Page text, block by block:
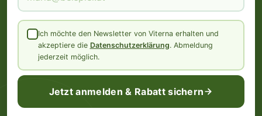
Ich möchte den Newsletter von Viterna erhalten und
akzeptiere die Datenschutzerklärung. Abmeldung
jederzeit möglich.
Jetzt anmelden & Rabatt sichern